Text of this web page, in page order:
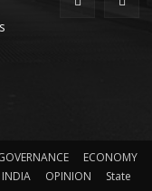
ECONOMY
INDIA OPINION State